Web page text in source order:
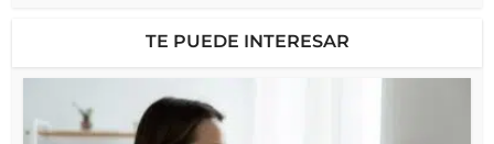
TE PUEDE INTERESAR